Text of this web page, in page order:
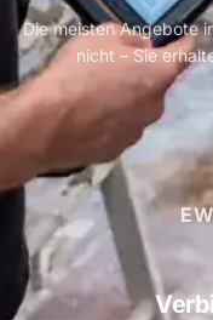
Die meisten Angebote
nicht – Sie